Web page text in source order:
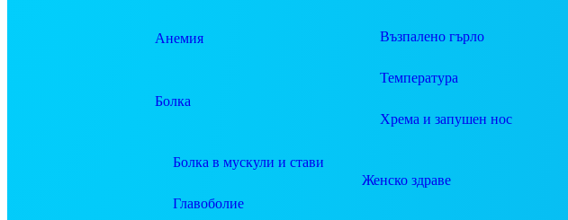
Анемия
Болка
Болка в мускули и стави
Главоболие
Възпалено гърло
Температура
Хрема и запушен нос
Женско здраве